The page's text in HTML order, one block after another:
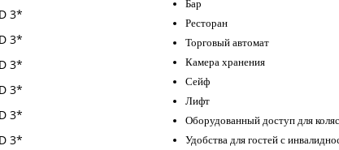
Бар
Ресторан
Торговый автомат
Камера хранения
Сейф
Лифт
Оборудованный доступ для
Удобства для гостей с